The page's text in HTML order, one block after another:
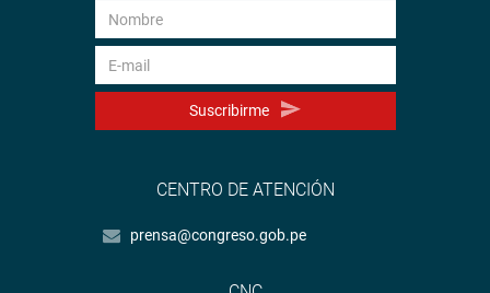
Suscribirme
CENTRO DE ATENCIÓN
prensa@congreso.gob.pe